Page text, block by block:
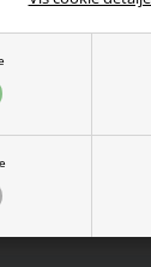
fra Name It lavet i
halsen og
38% modal,